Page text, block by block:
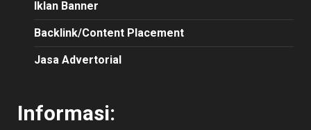
Iklan Banner
Backlink/Content Placement
Jasa Advertorial
Informasi: